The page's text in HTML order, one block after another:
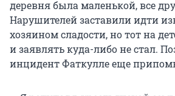
деревня была маленькой, все
Нарушителей заставили идти
хозяином сладости, но тот на
и заявлять куда-либо не стал.
инцидент Фаткулле еще